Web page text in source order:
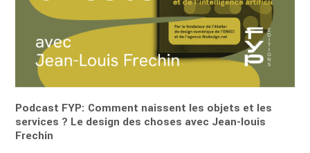
Podcast FYP: Comment naissent les objets et les
services ? Le design des choses avec Jean-louis
Frechin